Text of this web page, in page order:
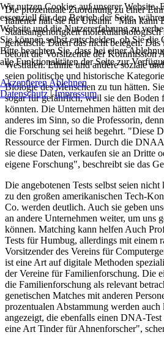
Die prozentuale Zuordnung zu einer
Italiener hält sie für Unsinn. "Man kann
Staatsangehörigkeit
genetische Daten das nicht belegen.
betont die Vorsitzende der Kommission
Westfalen. Ethnie und andere soziale
seien politische und historische
Biologie des Menschen zu tun hätten.
sogar für gefährlich, weil sie den Boden
könnten. Die Unternehmen hätten mit
anderes im Sinn, so die Professorin,
die Forschung sei heiß begehrt. "Diese
Ressource der Firmen. Durch die
sie diese Daten, verkaufen sie an Dritte
eigene Forschung", beschreibt sie das
Die angebotenen Tests selbst seien
zu den großen amerikanischen Tech-
Co. werden deutlich. Auch sie geben
an andere Unternehmen weiter, um uns
können. Matching kann helfen Auch
Tests für Humbug, allerdings mit einem
Vorsitzender des Vereins für
ist eine Art auf digitale Methoden
der Vereine für Familienforschung. Die
die Familienforschung als relevant
genetischen Matches mit anderen
prozentualen Abstammung werden auch
angezeigt, die ebenfalls einen DNA-
eine Art Tinder für Ahnenforscher",
Wir nutzen Cookies auf unserer Website.
essenziell für den Betrieb der Seite,
Website und die Nutzererfahrung zu
Sie können selbst entscheiden, ob Sie die
Bitte beachten Sie, dass bei einer
alle Funktionalitäten der Seite zur
AkzeptierenAblehnen
Datenschutz|Impressum